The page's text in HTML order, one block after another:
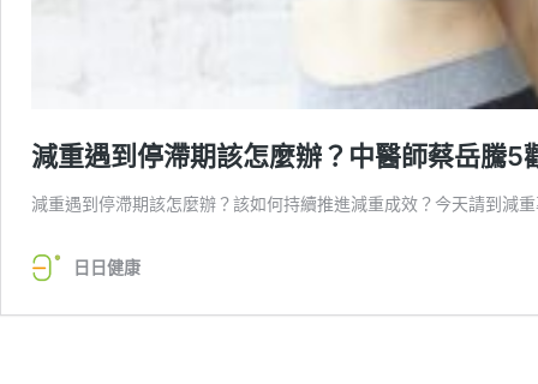
減重遇到停滯期該怎麼辦？中醫師蔡岳騰5
減重遇到停滯期該怎麼辦？該如何持續推進減重成效？今天請到
日日健康